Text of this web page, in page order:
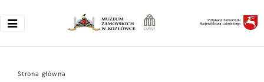
Strona główna